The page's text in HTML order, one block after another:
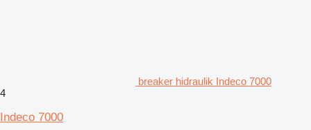
breaker hidraulik Indeco 7000
4
Indeco 7000